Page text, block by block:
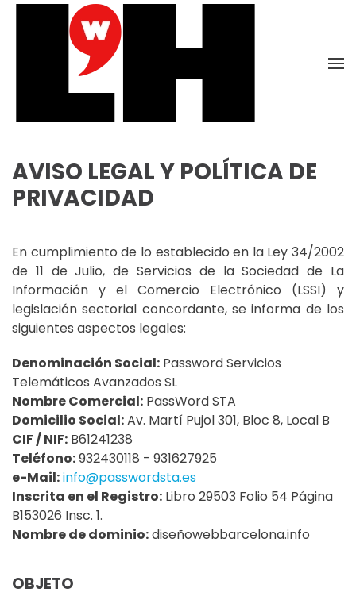
Skip to main content
AVISO LEGAL Y POLÍTICA DE
PRIVACIDAD
En cumplimiento de lo establecido en la Ley 34/2002
de 11 de Julio, de Servicios de la Sociedad de La
Información y el Comercio Electrónico (LSSI) y
legislación sectorial concordante, se informa de los
siguientes aspectos legales:
Denominación Social: Password Servicios
Telemáticos Avanzados SL
Nombre Comercial: PassWord STA
Domicilio Social:Av. Martí Pujol 301, Bloc 8, Local B
CIF / NIF: B61241238
Teléfono:932430118 - 931627925
e-Mail:info@passwordsta.es
Inscrita en el Registro: Libro 29503 Folio 54 Página
B153026 Insc. 1.
Nombre de dominio:diseñowebbarcelona.info
OBJETO